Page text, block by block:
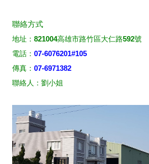
聯絡方式
地址：821004高雄市路竹區大仁路592號
電話： 07-6076201#105
傳真： 07-6971382
聯絡人：劉小姐